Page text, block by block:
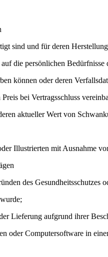
sind und für deren
die persönlichen Bedürfnisse
können oder deren
bei Vertragsschluss
aktueller Wert von
Illustrierten mit Ausnahme
des
Lieferung aufgrund ihrer
oder Computersoftware in